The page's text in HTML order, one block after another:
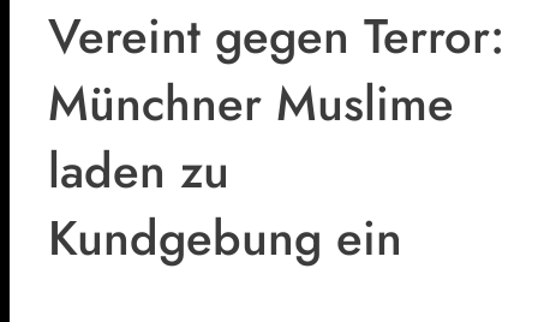
Vereint gegen Terror:
Münchner Muslime
laden zu
Kundgebung ein